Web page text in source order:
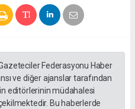
Federasyonu Haber
ve diğer ajanslar tarafından
editörlerinin müdahalesi
Bu haberlerde